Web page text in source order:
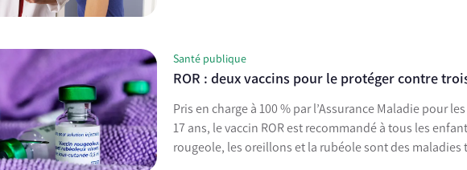
Santé publique
ROR : deux vaccins pour le protéger contre
Pris en charge à 100 % par l’Assurance Maladie pour
17 ans, le vaccin ROR est recommandé à tous les
rougeole, les oreillons et la rubéole sont des maladies